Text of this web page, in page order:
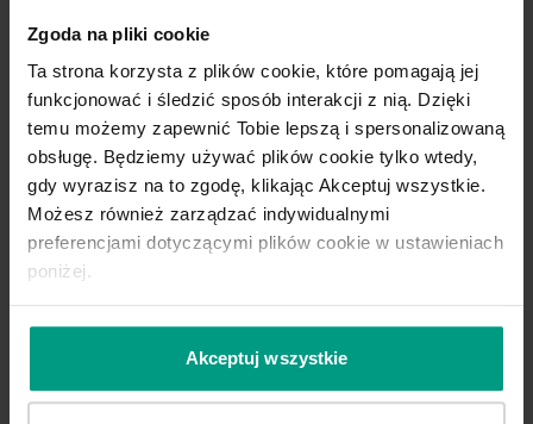
Zgoda na pliki cookie
Ta strona korzysta z plików cookie, które pomagają jej
funkcjonować i śledzić sposób interakcji z nią. Dzięki
temu możemy zapewnić Tobie lepszą i spersonalizowaną
obsługę. Będziemy używać plików cookie tylko wtedy,
gdy wyrazisz na to zgodę, klikając Akceptuj wszystkie.
Możesz również zarządzać indywidualnymi
preferencjami dotyczącymi plików cookie w ustawieniach
poniżej.
Akceptuj wszystkie
PORTA FIT, GRUPA G
od: 904.00 /1111,92 pln